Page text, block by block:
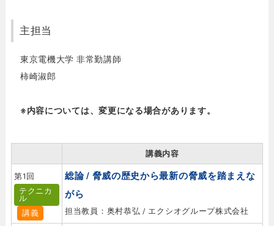
主担当
東京電機大学 非常勤講師
柿崎淑郎
※内容については、変更になる場合があります。
講義内容
第1回
テクニカ
ル
講義
総論 / 脅威の歴史から最新の脅威を踏まえな
がら
担当教員：奥村恭弘 / エクシオグループ株式会社